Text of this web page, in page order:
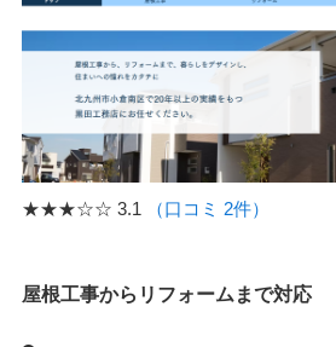
★★★☆☆ 3.1 （口コミ 2件）
屋根工事からリフォームまで対応